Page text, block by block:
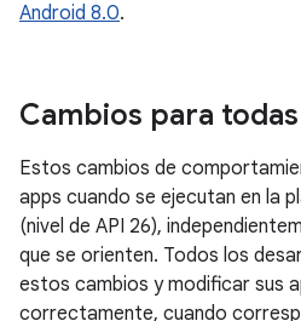
Android 8.0.
Cambios para
Estos cambios de
apps cuando se ejecutan en la
(nivel de API 26),
que se orienten. Todos los
estos cambios y modificar sus
correctamente, cuando